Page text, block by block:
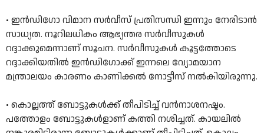
• ഇൻഡിഗോ വിമാന സർവീസ് പ്രതിസന്ധി ഇന്നും നേരിടാൻ
സാധ്യത. നൂറിലധികം ആഭ്യന്തര സർവീസുകൾ
റദ്ദാക്കുമെന്നാണ് സൂചന. സർവീസുകൾ കൂട്ടത്തോടെ
റദ്ദാക്കിയതിൽ ഇൻഡിഗോക്ക് ഇന്നലെ വ്യോമയാന
മന്ത്രാലയം കാരണം കാണിക്കല്‍ നോട്ടീസ് നൽകിയിരുന്നു.
• കൊല്ലത്ത് ബോട്ടുകള്‍ക്ക് തീപിടിച്ച് വൻനാശനഷ്ടം.
പത്തോളം ബോട്ടുകൾളാണ് കത്തി നശിച്ചത്. കായലിൽ